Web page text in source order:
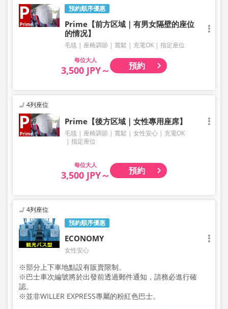
預約順序優惠
Prime【前方区域｜有男女隔壁的座位
的情况】
毛毯 座椅調節 寬鬆 充電OK 指定座位
大人
3,500 JPY～ 預約
4列座位
Prime【後方区域｜女性專用座席】
毛毯 座椅調節 寬鬆 女性安心
充電OK
指定座位
大人
3,500 JPY～ 預約
預約順序優惠
4列座位
ECONOMY
女性安心
※部分上下車地點設有販賣限制。
※巴士車次編號將於出發前透過郵件通知，請務必進行確
認。
※並非WILLER EXPRESS專屬的粉紅色巴士。